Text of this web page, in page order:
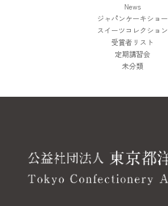
News
ジャパンケーキショー
スイーツコレクション
受賞者リスト
定期講習会
未分類